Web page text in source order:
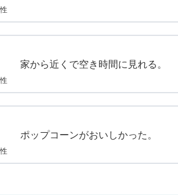
家から近くで空き時間に見れる。
ポップコーンがおいしかった。